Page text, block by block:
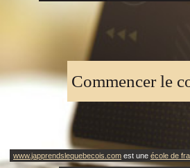
Commencer le
www.japprendslequebecois.com est une école de